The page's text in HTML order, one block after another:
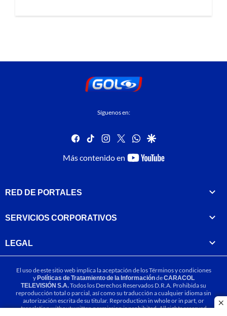
Síguenos en:
facebook
tiktok instagram
twitterwhatsapp
google
Más contenido en
youtube-
RED DE PORTALES
SERVICIOS CORPORATIVOS
LEGAL
El uso de este sitio web implica la aceptación de losTérminos y condiciones
yPolíticas de Tratamiento de la InformacióndeCARACOL
TELEVISIÓN S.A.Todos los Derechos Reservados D.R.A. Prohibida su
reproducción total o parcial, así como su traducción a cualquier idioma sin
autorización escrita de su titular. Reproduction in whole or in part, or
translation without written permission is prohibited. All rights reserved